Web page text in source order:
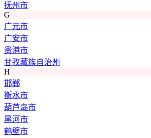
抚州市
G
广元市
广安市
贵港市
甘孜藏族自治州
H
邯郸
衡水市
葫芦岛市
黑河市
鹤壁市